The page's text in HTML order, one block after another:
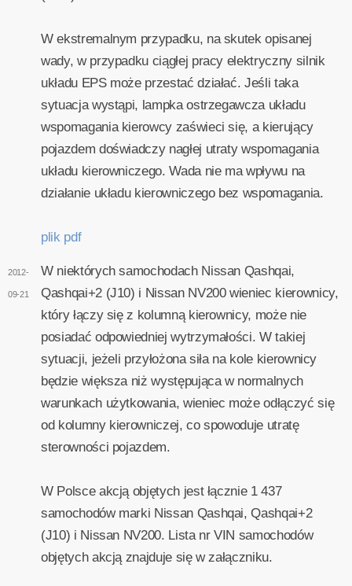
W ekstremalnym przypadku, na skutek opisanej
wady, w przypadku ciągłej pracy elektryczny silnik
układu EPS może przestać działać. Jeśli taka
sytuacja wystąpi, lampka ostrzegawcza układu
wspomagania kierowcy zaświeci się, a kierujący
pojazdem doświadczy nagłej utraty wspomagania
układu kierowniczego. Wada nie ma wpływu na
działanie układu kierowniczego bez wspomagania.
plik pdf
2012-
09-21
W niektórych samochodach Nissan Qashqai,
Qashqai+2 (J10) i Nissan NV200 wieniec kierownicy,
który łączy się z kolumną kierownicy, może nie
posiadać odpowiedniej wytrzymałości. W takiej
sytuacji, jeżeli przyłożona siła na kole kierownicy
będzie większa niż występująca w normalnych
warunkach użytkowania, wieniec może odłączyć się
od kolumny kierowniczej, co spowoduje utratę
sterowności pojazdem.
W Polsce akcją objętych jest łącznie 1 437
samochodów marki Nissan Qashqai, Qashqai+2
(J10) i Nissan NV200. Lista nr VIN samochodów
objętych akcją znajduje się w załączniku.